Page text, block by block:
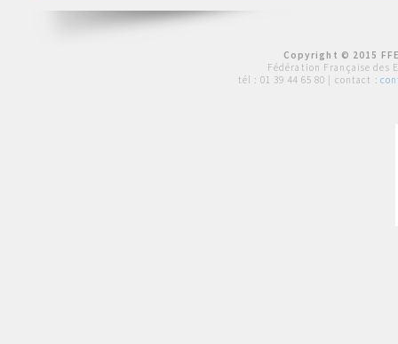
Copyright © 2015
Fédération Française des
tél : 01 39 44 65 80 | contact :